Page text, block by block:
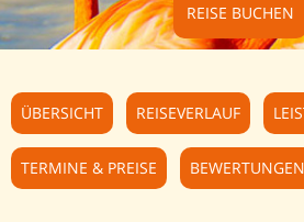
REISE BUCHEN
ÜBERSICHT REISEVERLAUF
TERMINE & PREISE BEWERTUNGEN